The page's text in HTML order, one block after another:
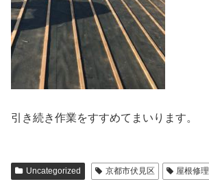
引き続き作業をすすめてまいります。
Uncategorized 京都市伏見区 屋根修理